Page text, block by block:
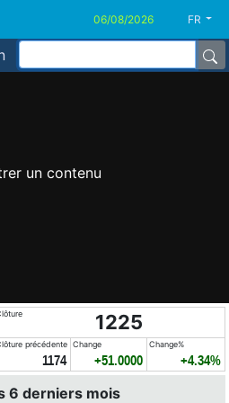
un contenu
FR
1225
précédente
1174
Change
+51.0000
Change%
+4.34%
6 derniers mois